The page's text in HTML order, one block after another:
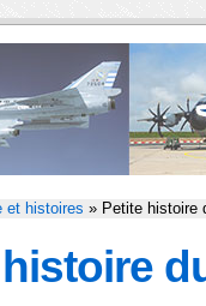
et histoires » Petite histoire